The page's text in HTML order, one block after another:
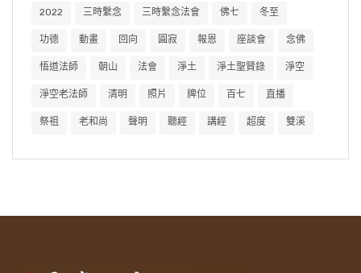
2022 三時繫念 三時繫念法會 佛七 冬至
功德 動畫 回向 圓寂 報恩 座談會 念佛
悟道法師 朝山 法會 淨土 淨土聖賢錄 淨空
淨空老法師 清明 照片 牌位 百七 直播
祭祖 老和尚 聲明 聽經 講經 超度 雙溪